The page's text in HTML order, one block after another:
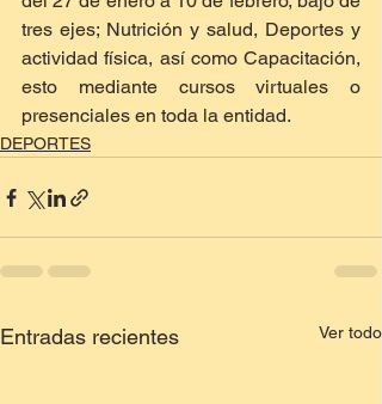
tres ejes; Nutrición y salud, Deportes y
actividad física, así como Capacitación,
esto mediante cursos virtuales o
presenciales en toda la entidad.
DEPORTES
Entradas recientes Ver todo